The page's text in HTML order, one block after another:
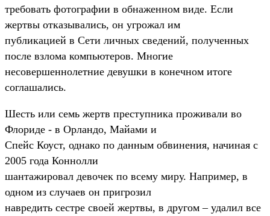
требовать фотографии в обнаженном виде. Если
жертвы отказывались, он угрожал им
публикацией в Сети личных сведений, полученных
после взлома компьютеров. Многие
несовершеннолетние девушки в конечном итоге
соглашались.
Шесть или семь жертв преступника проживали во
Флориде - в Орландо, Майами и
Спейс Коуст, однако по данным обвинения, начиная с
2005 года Коннолли
шантажировал девочек по всему миру. Например, в
одном из случаев он пригрозил
навредить сестре своей жертвы, в другом – удалил все